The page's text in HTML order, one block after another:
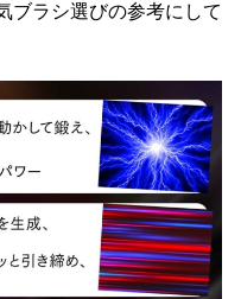
ブラシ選びの参考にして